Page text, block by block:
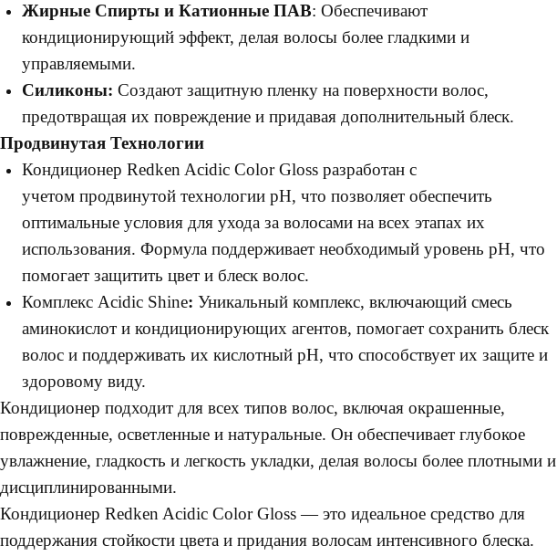
Жирные Спирты и Катионные ПАВ: Обеспечивают
кондиционирующий эффект, делая волосы более гладкими и
управляемыми.
Силиконы: Создают защитную пленку на поверхности волос,
предотвращая их повреждение и придавая дополнительный блеск.
Продвинутая Технологии
Кондиционер Redken Acidic Color Gloss разработан с
учетом продвинутой технологии pH, что позволяет обеспечить
оптимальные условия для ухода за волосами на всех этапах их
использования. Формула поддерживает необходимый уровень pH, что
помогает защитить цвет и блеск волос.
Комплекс Acidic Shine: Уникальный комплекс, включающий смесь
аминокислот и кондиционирующих агентов, помогает сохранить блеск
волос и поддерживать их кислотный pH, что способствует их защите и
здоровому виду.
Кондиционер подходит для всех типов волос, включая окрашенные,
поврежденные, осветленные и натуральные. Он обеспечивает глубокое
увлажнение, гладкость и легкость укладки, делая волосы более плотными и
дисциплинированными.
Кондиционер Redken Acidic Color Gloss — это идеальное средство для
поддержания стойкости цвета и придания волосам интенсивного блеска.